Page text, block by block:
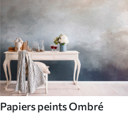
Papiers peints Ombré